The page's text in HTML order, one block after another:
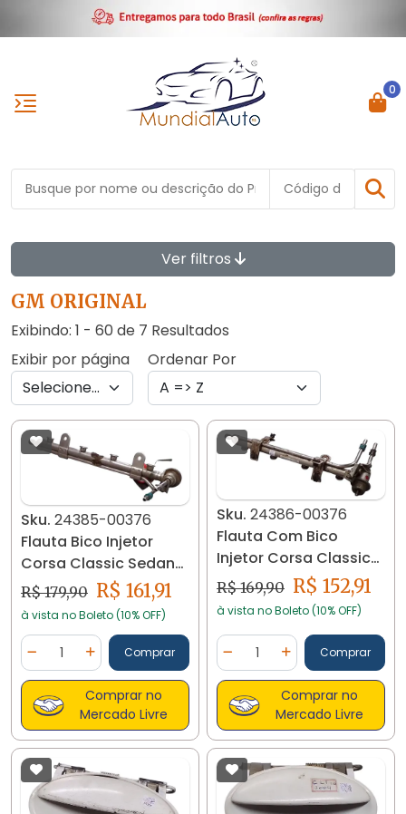
0
Ver filtros
GM ORIGINAL
Exibindo: 1 - 60 de 7 Resultados
Exibir por página
Ordenar Por
Sku. 24385-00376
Flauta Bico Injetor
Corsa Classic Sedan
1.0 Flex 2005 24385
R$ 179,90 R$ 161,91
à vista no Boleto (10% OFF)
Diminuir Quantidade
Quantidade
Adicionar Quantidade
Comprar
Comprar no
Mercado Livre
Sku. 24386-00376
Flauta Com Bico
Injetor Corsa Classic
Sedan 1.0 2005 24386
R$ 169,90 R$ 152,91
à vista no Boleto (10% OFF)
Diminuir Quantidade
Quantidade
AdicionarComprar
Comprar no
Mercado Livre